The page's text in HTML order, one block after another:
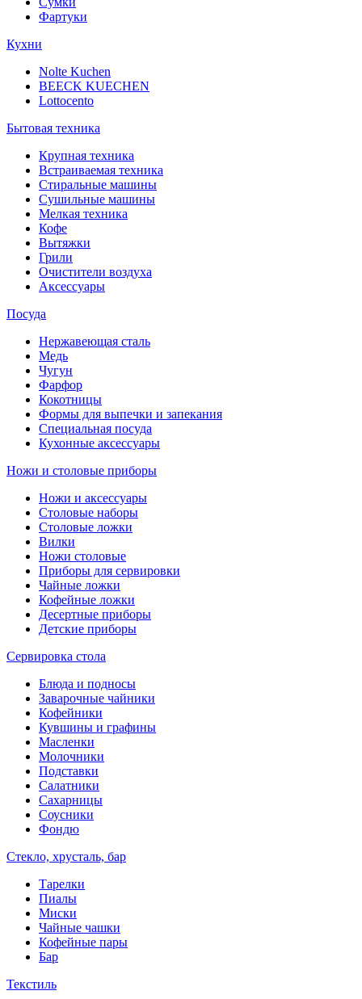
Фартуки
Кухни
Nolte Kuchen
BEECK KUECHEN
Lottocento
Бытовая техника
Крупная техника
Встраиваемая техника
Стиральные машины
Сушильные машины
Мелкая техника
Кофе
Вытяжки
Грили
Очистители воздуха
Аксессуары
Посуда
Нержавеющая сталь
Медь
Чугун
Фарфор
Кокотницы
Формы для выпечки и запекания
Специальная посуда
Кухонные аксессуары
Ножи и столовые приборы
Ножи и аксессуары
Столовые наборы
Столовые ложки
Вилки
Ножи столовые
Приборы для сервировки
Чайные ложки
Кофейные ложки
Десертные приборы
Детские приборы
Сервировка стола
Блюда и подносы
Заварочные чайники
Кофейники
Кувшины и графины
Масленки
Молочники
Подставки
Салатники
Сахарницы
Соусники
Фондю
Стекло, хрусталь, бар
Тарелки
Пиалы
Миски
Чайные чашки
Кофейные пары
Бар
Текстиль